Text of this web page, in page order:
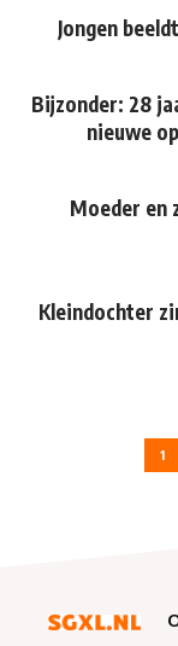
Jongen
Bijzonder: 28
nieuwe
Moeder en
Kleindochter
1